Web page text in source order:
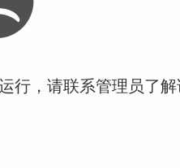
行，请联系管理员了